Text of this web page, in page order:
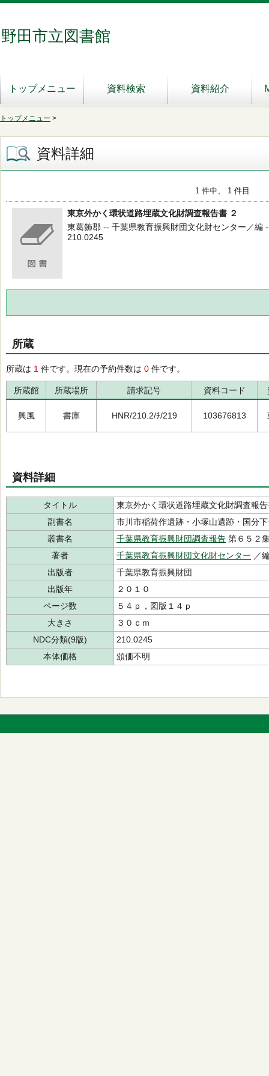
野田市立図書館
トップメニュー 資料検索 資料紹介
トップメニュー >
資料詳細
1 件中、 1 件目
東京外かく環状道路埋蔵文化財調査報告書 ２
東葛飾郡 -- 千葉県教育振興財団文化財センター／編
210.0245
所蔵
所蔵は 1 件です。現在の予約件数は 0 件です。
所蔵館 所蔵場所 請求記号 資料コード
興風 書庫 HNR/210.2/ﾁ/219 103676813
資料詳細
タイトル
東京外かく環状道路埋蔵文化財調査報
副書名
市川市稲荷作遺跡・小塚山遺跡・国分
叢書名
千葉県教育振興財団調査報告 第６５２
著者
千葉県教育振興財団文化財センター ／
出版者
千葉県教育振興財団
出版年
２０１０
ページ数
５４ｐ，図版１４ｐ
大きさ
３０ｃｍ
NDC分類(9版)
210.0245
本体価格
頒価不明